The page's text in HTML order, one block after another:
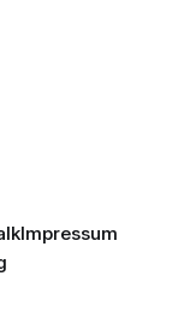
Impressum